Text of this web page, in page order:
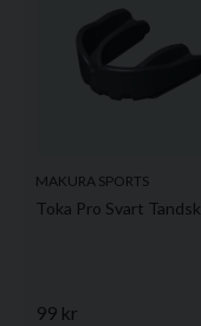
MAKURA SPORTS
Toka Pro Svart
99 kr